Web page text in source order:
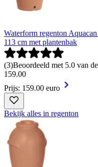
Waterform regenton
113 cm met plantenbak
(3)Beoordeeld met 5.0 van
159.00
Prijs: 159.00 euro
Bekijk alles in regenton